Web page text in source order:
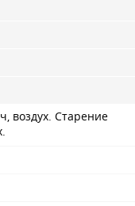
воздух. Старение